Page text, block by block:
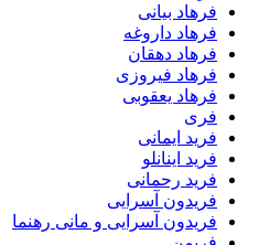
فرهاد بیانی
فرهاد داروغه
فرهاد دهقان
فرهاد فیروزی
فرهاد یعقوبی
فری
فرید ایمانی
فرید اینانلو
فرید رحمانی
فریدون آسرایی
فریدون آسرایی و مانی رهنما